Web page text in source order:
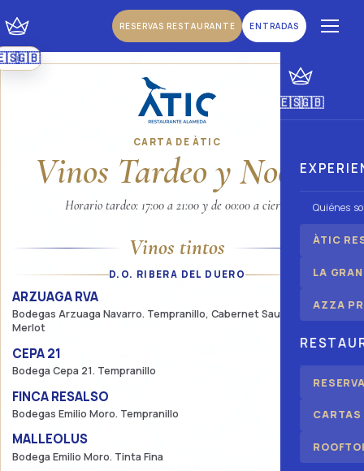
Español
|🇬🇧
Inglés
RESERVAS RESTAURANTE ENTRADAS
🇪🇸
Español
|🇬🇧
Inglés
Quiénes
ÀTIC
LA
AZZA
CARTAS
CARTA DE ÀTIC
Vinos Tardeo y Noche
Horario tardeo: 17:00 a 21:00 y de 00:00 a cierre
Vinos tintos
D.O. RIBERA DEL DUERO
ARZUAGA RVA
Bodegas Arzuaga Navarro. Tempranillo, Cabernet Sauvignon y
Merlot
CEPA 21 38,75€
Bodega Cepa 21. Tempranillo
FINCA RESALSO
Bodegas Emilio Moro. Tempranillo
MALLEOLUS 60€
Bodega Emilio Moro. Tinta Fina